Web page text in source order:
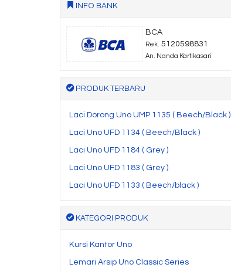
INFO BANK
BCA
Rek. 5120598831
An. Nanda Kartikasari
PRODUK TERBARU
Laci Dorong Uno UMP 1135 ( Beech/Black )
Laci Uno UFD 1134 ( Beech/Black )
Laci Uno UFD 1184 ( Grey )
Laci Uno UFD 1183 ( Grey )
Laci Uno UFD 1133 ( Beech/black )
KATEGORI PRODUK
Kursi Kantor Uno
Lemari Arsip Uno Classic Series